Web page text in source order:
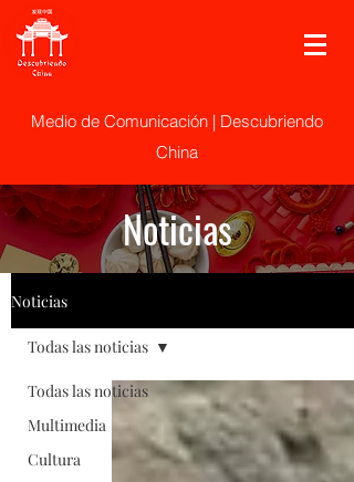
Medio de Comunicación | Descubriendo
China
Noticias
Noticias
Todas las noticias
Multimedia
Cultura
Todas las noticias